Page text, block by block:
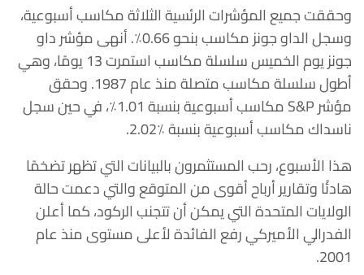
وحققت جميع المؤشرات الرئسية الثلاثة مكاسب أسبوعية،
وسجل الداو جونز ‏مكاسب بنحو 0.66٪. أنهى مؤشر داو
جونز يوم الخميس سلسلة مكاسب استمرت ‏‏13 يومًا، وهي
أطول سلسلة مكاسب متصلة منذ عام 1987. وحقق
مؤشر ‏S&P‏ ‏مكاسب أسبوعية بنسبة 1.01٪، في حين سجل
ناسداك مكاسب أسبوعية بنسبة ‏‏2.02٪.‏
هذا الأسبوع، رحب المستثمرون بالبيانات التي تظهر تضخمًا
هادئًا وتقارير أرباح ‏أقوى من المتوقع والتي دعمت حالة
الولايات المتحدة التي يمكن أن تتجنب الركود، ‏كما أعلن
الفدرالي الأميركي رفع الفائدة لأعلى مستوى منذ عام
2001.‏